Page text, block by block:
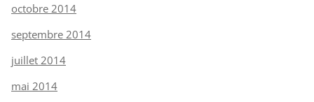
octobre 2014
septembre 2014
juillet 2014
mai 2014